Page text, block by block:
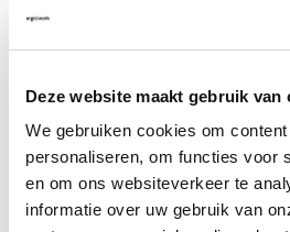
Deze website maakt gebruik van
We gebruiken cookies om
personaliseren, om functies voor
en om ons websiteverkeer te
informatie over uw gebruik van
Verfügbar
Lieferzeit: 3-6 Wochen
Anzahl: